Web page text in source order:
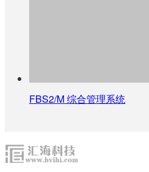
FBS2/M 综合管理系统